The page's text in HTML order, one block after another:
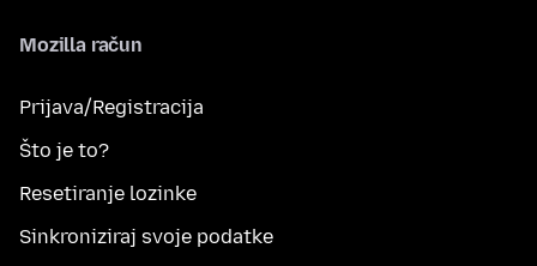
Mozilla račun
Prijava/Registracija
Što je to?
Resetiranje lozinke
Sinkroniziraj svoje podatke